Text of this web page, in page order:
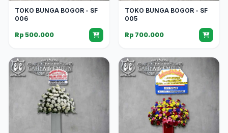
TOKO BUNGA BOGOR - SF
006
Rp 500.000
TOKO BUNGA BOGOR - SF
005
Rp 700.000